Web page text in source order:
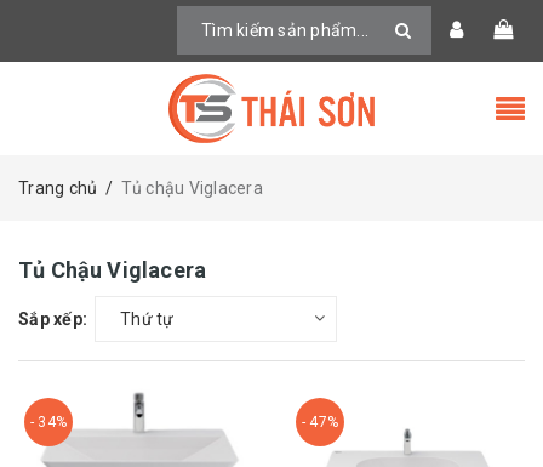
Trang chủ / Tủ chậu Viglacera
Tủ Chậu Viglacera
Sắp xếp: Thứ tự
- 34% - 47%